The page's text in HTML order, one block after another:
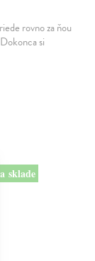
rovno za ňou
si
sklade